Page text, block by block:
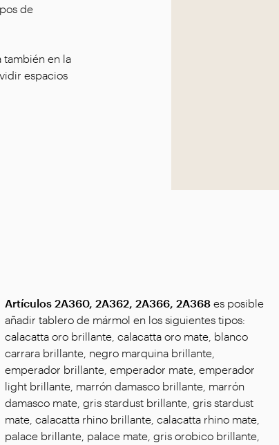
de
también en la
espacios
Artículos 2A360, 2A362, 2A366, 2A368 es posible
añadir tablero de mármol en los siguientes tipos:
calacatta oro brillante, calacatta oro mate, blanco
carrara brillante, negro marquina brillante,
emperador brillante, emperador mate, emperador
light brillante, marrón damasco brillante, marrón
damasco mate, gris stardust brillante, gris stardust
mate, calacatta rhino brillante, calacatta rhino mate,
palace brillante, palace mate, gris orobico brillante,